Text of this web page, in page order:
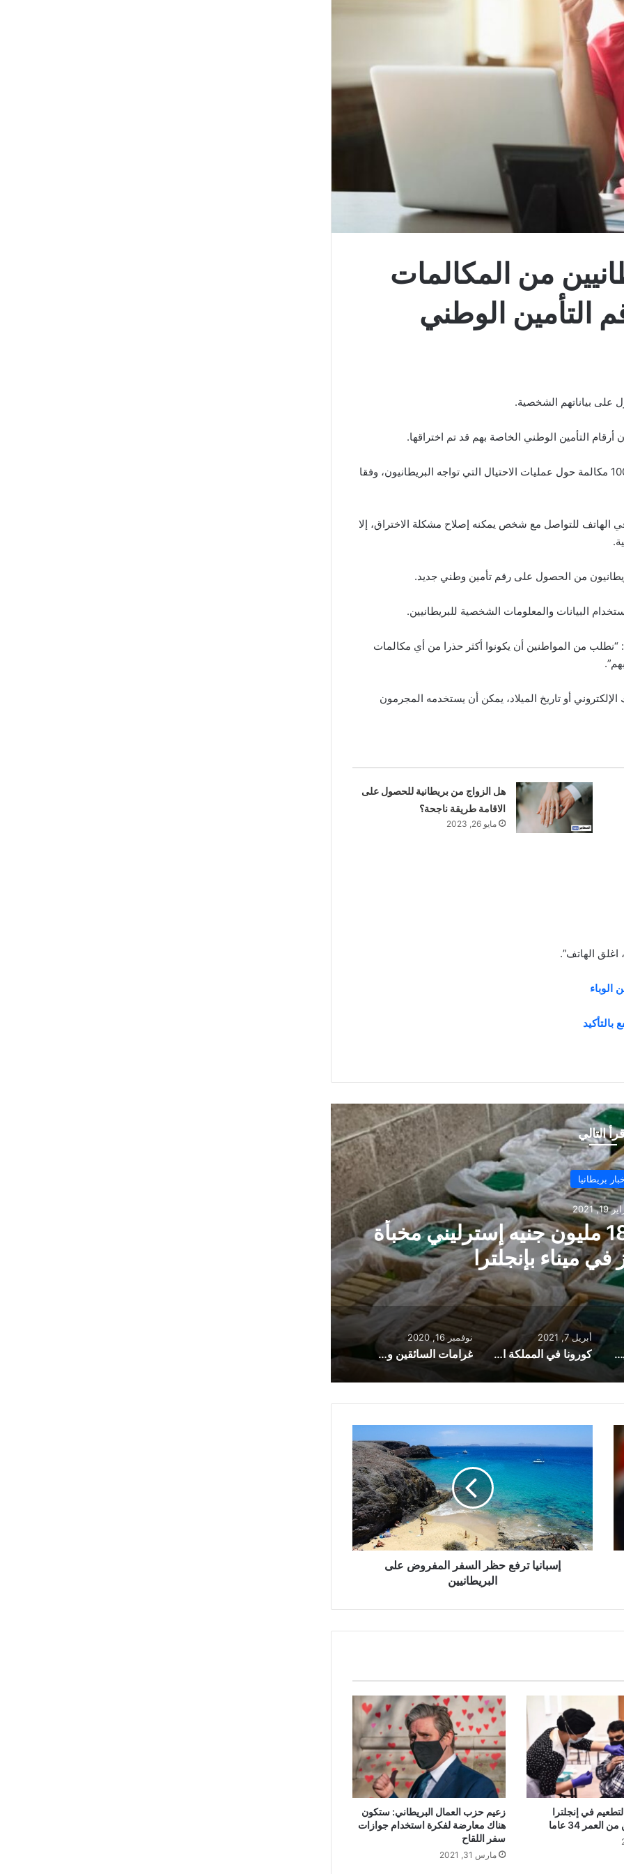
من المكالمات
التأمين الوطني
على بياناتهم الشخصية.
أرقام التأمين الوطني الخاصة بهم قد تم اختراقها.
حيث تلقى مكتب “Action Fraud” الوطني أكثر من 1000 مكالمة حول عمليات الاحتيال التي تواجه البريطانيون، وفقا
المحتالون من البريطانيين الضغط على رقم 1 في الهاتف للتواصل مع شخص يمكنه إصلاح مشكلة الاختراق، إلا
من الحصول على رقم تأمين وطني جديد.
البيانات والمعلومات الشخصية للبريطانيين.
من المواطنين أن يكونوا أكثر حذرا من أي مكالمات
أو تاريخ الميلاد، يمكن أن يستخدمه المجرمون
هل الزواج من بريطانية للحصول على
الاقامة طريقة ناجحة؟
مايو 26, 2023
الهاتف”.
الوباء
بالتأكيد
التالي
بريطانيا
7, 2021
حصيلة الإصابات والوفيات
مصادرة كوكايين بقيمة 184 مليون جنيه إسترليني مخبأة في شحنة موز في ميناء بإنجلترا
أبريل 7, 2021
كورونا في المملكة المتحدة: حصيلة الإصابات والوفيات خلال آخر 24 ساعة
نوفمبر 16, 2020
غرامات السائقين وصلت إلى 4 ملايين جنيه استرليني في لندن خلال 3 سنوات في منطقتين فقط
ترفع
السفر
المفروض
على
البريطانيين
إسبانيا ترفع حظر السفر المفروض على
البريطانيين
في إنجلترا
34 عاما
زعيم حزب العمال البريطاني: ستكون
هناك معارضة لفكرة استخدام جوازات
سفر اللقاح
مارس 31, 2021